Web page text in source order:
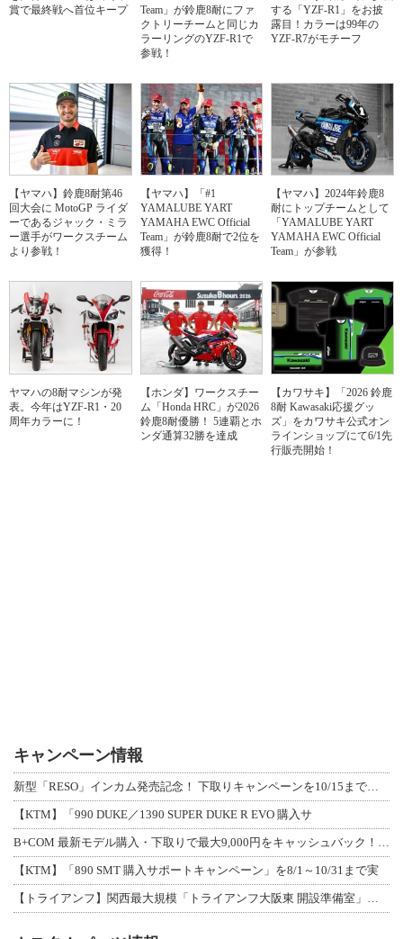
賞で最終戦へ首位キープ
Team」が鈴鹿8耐にファ
クトリーチームと同じカ
ラーリングのYZF-R1で
参戦！
する「YZF-R1」をお披
露目！カラーは99年の
YZF-R7がモチーフ
【ヤマハ】鈴鹿8耐第46
回大会に MotoGP ライダ
ーであるジャック・ミラ
ー選手がワークスチーム
より参戦！
【ヤマハ】「#1
YAMALUBE YART
YAMAHA EWC Official
Team」が鈴鹿8耐で2位を
獲得！
【ヤマハ】2024年鈴鹿8
耐にトップチームとして
「YAMALUBE YART
YAMAHA EWC Official
Team」が参戦
ヤマハの8耐マシンが発
表。今年はYZF-R1・20
周年カラーに！
【ホンダ】ワークスチー
ム「Honda HRC」が2026
鈴鹿8耐優勝！ 5連覇とホ
ンダ通算32勝を達成
【カワサキ】「2026 鈴鹿
8耐 Kawasaki応援グッ
ズ」をカワサキ公式オン
ラインショップにて6/1先
行販売開始！
キャンペーン情報
【KTM】「990 DUKE／1390 SUPER DUKE R EVO 購入サ
【KTM】「890 SMT 購入サポートキャンペーン」を8/1～10/31まで実